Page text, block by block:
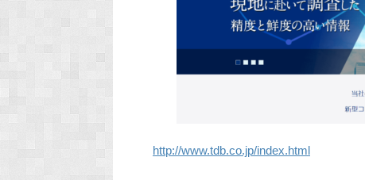
http://www.tdb.co.jp/index.html